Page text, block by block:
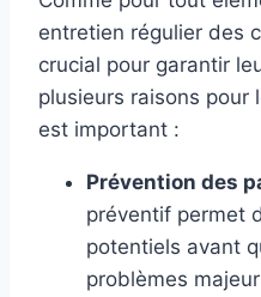
entretien régulier des
crucial pour garantir
plusieurs raisons pour
est important :
Prévention des
préventif permet
potentiels avant
problèmes